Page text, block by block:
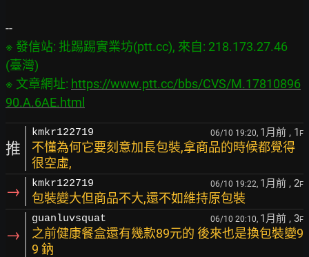
※ 發信站: 批踢踢實業坊(ptt.cc), 來自: 218.173.27.46
(臺灣)
※ 文章網址: https://www.ptt.cc/bbs/CVS/M.17810896
90.A.6AE.html
推
kmkr122719 06/10 19:20, 1月前 , 1 F
不懂為何它要刻意加長包裝,拿商品的時候都覺得
很空虛,
→ kmkr122719 06/10 19:22, 1月前 , 2F
包裝變大但商品不大,還不如維持原包裝
→
guanluvsquat 06/10 20:10, 1月前 , 3F
之前健康餐盒還有幾款89元的 後來也是換包裝變9
9 鈉